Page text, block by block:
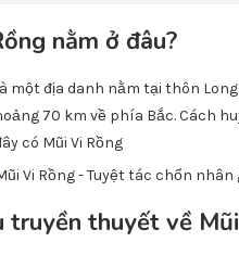
nằm ở đâu?
một địa danh nằm tại thôn
70 km về phía Bắc. Cách
có Mũi Vi Rồng
truyền thuyết về